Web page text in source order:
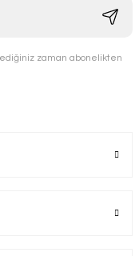
zaman abonelikten